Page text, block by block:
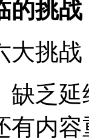
的挑战
挑战
乏延
有内